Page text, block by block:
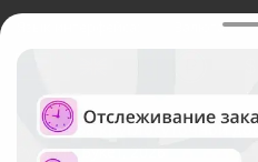
Валюта:
Служба круглосуточной
Русский Букет, 2026